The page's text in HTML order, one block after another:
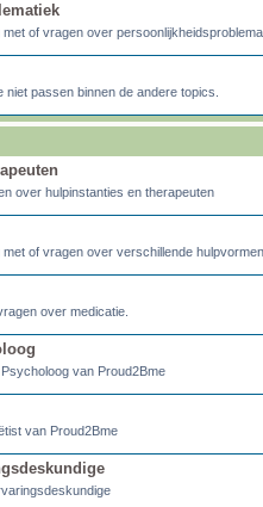
of vragen over
niet passen binnen de andere topics.
over hulpinstanties en therapeuten
of vragen over verschillende
over medicatie.
van Proud2Bme
van Proud2Bme